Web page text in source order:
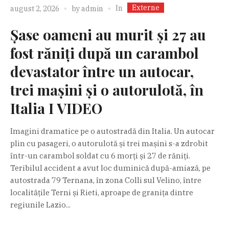
august 2, 2026 byadmin In Externe
Șase oameni au murit și 27 au
fost răniți după un carambol
devastator între un autocar,
trei mașini și o autorulotă, în
Italia I VIDEO
Imagini dramatice pe o autostradă din Italia. Un autocar
plin cu pasageri, o autorulotă și trei mașini s-a zdrobit
într-un carambol soldat cu 6 morți și 27 de răniți.
Teribilul accident a avut loc duminică după-amiază, pe
autostrada 79 Ternana, în zona Colli sul Velino, între
localitățile Terni și Rieti, aproape de granița dintre
regiunile Lazio...